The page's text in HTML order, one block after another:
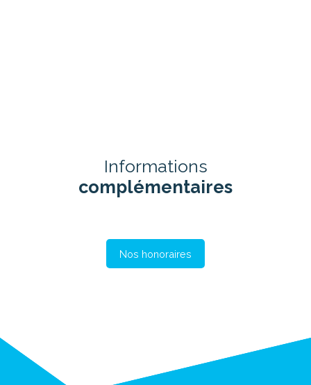
Informations
complémentaires
Nos honoraires